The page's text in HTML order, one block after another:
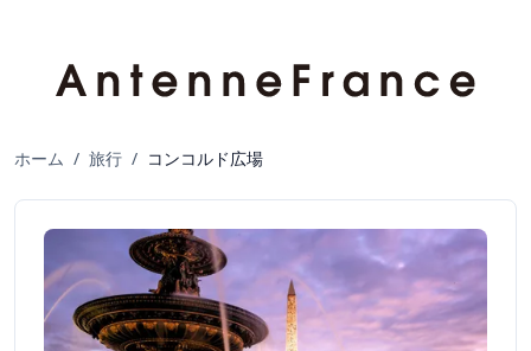
ホーム / 旅行 / コンコルド広場